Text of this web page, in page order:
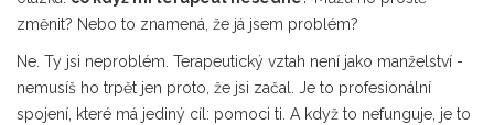
změnit? Nebo to znamená, že já jsem problém?
Ne. Ty jsi neproblém. Terapeutický vztah není jako manželství -
nemusíš ho trpět jen proto, že jsi začal. Je to profesionální
spojení, které má jediný cíl: pomoci ti. A když to nefunguje, je to